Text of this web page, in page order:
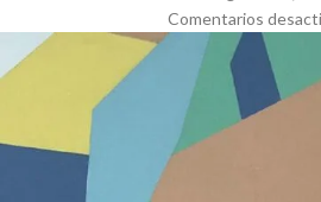
Comentarios